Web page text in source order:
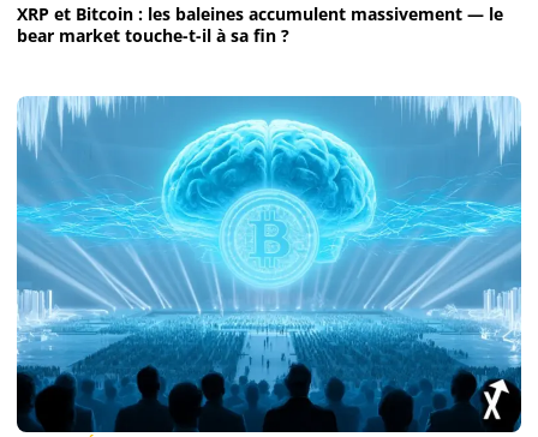
XRP et Bitcoin : les baleines accumulent massivement — le
bear market touche-t-il à sa fin ?